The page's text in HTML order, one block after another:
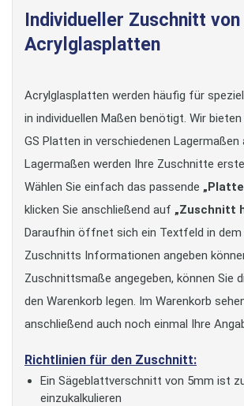
Individueller Zuschnitt von
Acrylglasplatten
Acrylglasplatten werden häufig für
in individuellen Maßen benötigt. Wir
GS Platten in verschiedenen Lagermaßen
Lagermaßen werden Ihre Zuschnitte
Wählen Sie einfach das passende
klicken Sie anschließend auf „Zuschnitt
Daraufhin öffnet sich ein Textfeld in dem
Zuschnitts Informationen angeben
Zuschnittsmaße angegeben, können Sie
den Warenkorb legen. Im Warenkorb
anschließend auch noch einmal Ihre
Richtlinien für den Zuschnitt:
Ein Sägeblattverschnitt von 5mm ist
einzukalkulieren